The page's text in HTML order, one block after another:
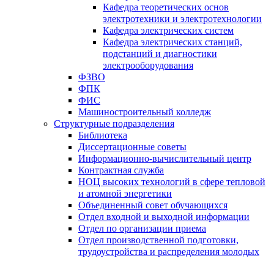
Кафедра теоретических основ
электротехники и электротехнологии
Кафедра электрических систем
Кафедра электрических станций,
подстанций и диагностики
электрооборудования
ФЗВО
ФПК
ФИС
Машиностроительный колледж
Структурные подразделения
Библиотека
Диссертационные советы
Информационно-вычислительный центр
Контрактная служба
НОЦ высоких технологий в сфере тепловой
и атомной энергетики
Объединенный совет обучающихся
Отдел входной и выходной информации
Отдел по организации приема
Отдел производственной подготовки,
трудоустройства и распределения молодых